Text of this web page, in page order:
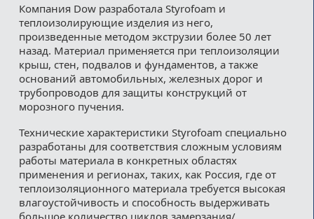
Компания Dow разработала Styrofoam и
теплоизолирующие изделия из него,
произведенные методом экструзии более 50 лет
назад. Материал применяется при теплоизоляции
крыш, стен, подвалов и фундаментов, а также
оснований автомобильных, железных дорог и
трубопроводов для защиты конструкций от
морозного пучения.
Технические характеристики Styrofoam специально
разработаны для соответствия сложным условиям
работы материала в конкретных областях
применения и регионах, таких, как Россия, где от
теплоизоляционного материала требуется высокая
влагоустойчивость и способность выдерживать
большое количество циклов замерзания/